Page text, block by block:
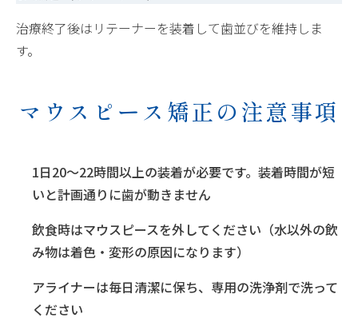
治療終了後はリテーナーを装着して歯並びを維持しま
す。
マウスピース矯正の注意事項
1日20〜22時間以上の装着が必要です。装着時間が短
いと計画通りに歯が動きません
飲食時はマウスピースを外してください（水以外の飲
み物は着色・変形の原因になります）
アライナーは毎日清潔に保ち、専用の洗浄剤で洗って
ください